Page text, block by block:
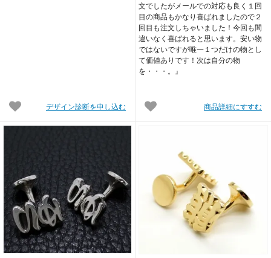
デザイン診断を申し込む
文でしたがメールでの対応も良く１回
目の商品もかなり喜ばれましたので２
回目も注文しちゃいました！今回も間
違いなく喜ばれると思います。安い物
ではないですが唯一１つだけの物とし
て価値ありです！次は自分の物
を・・・。』
商品詳細にすすむ